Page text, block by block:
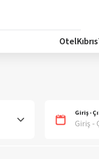
OtelKıbrıs
Giriş -
Giriş -